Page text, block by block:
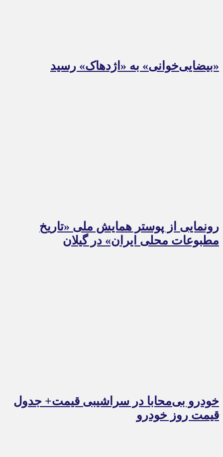
«بیضایی‌خوانی» به «اژدهاک» رسید
رونمایی از پوستر همایش ملی «تاریخ
مطبوعات محلی ایران» در گیلان
خودرو بی‌محابا در سراشیبی قیمت+ جدول
قیمت روز خودرو